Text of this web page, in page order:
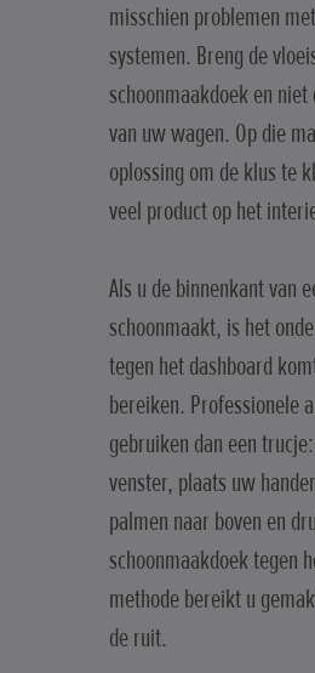
misschien problemen
systemen. Breng de
schoonmaakdoek en
van uw wagen. Op die
oplossing om de klus te
veel product op het
Als u de binnenkant van
schoonmaakt, is het
tegen het dashboard
bereiken. Professionele
gebruiken dan een
venster, plaats uw
palmen naar boven en
schoonmaakdoek tegen
methode bereikt u
de ruit.